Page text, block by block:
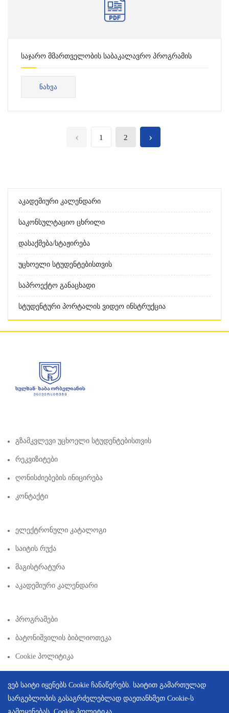
საჯარო მმართველობის საბაკალავრო პროგრამის
საკონსულტაციო ცხრილი
ᲜᲐᲮᲕᲐ
‹ 1 2 ›
Აკადემიური Კალენდარი
Საკონსულტაციო Ცხრილი
Დასაქმება/სტაჟირება
Უცხოელი Სტუდენტებისთვის
Საპროექტო Განაცხადი
Სტუდენტური Პორტალის Ვიდეო Ინსტრუქცია
Გზამკვლევი Უცხოელი Სტუდენტებისთვის
Რეკვიზიტები
Ღონისძიებების Ინიცირება
Კონტაქტი
Ელექტრონული Კატალოგი
Საიტის Რუქა
Მაგისტრატურა
Აკადემიური Კალენდარი
Პროგრამები
Ბატონიშვილის Ბიბლიოთეკა
Cookie Პოლიტიკა
ვებ საიტი იყენებს Cookie ჩანაწერებს. საიტით გამართულად
სარგებლობის გასაგრძელებლად დაეთანხმეთ Cookie-ს